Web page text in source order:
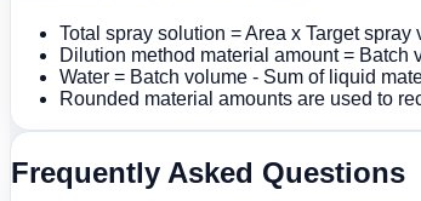
Total spray solution = Area x Target spray
Dilution method material amount = Batch
Water = Batch volume - Sum of liquid
Rounded material amounts are used to
Frequently Asked Questions